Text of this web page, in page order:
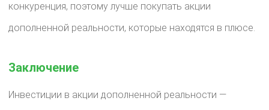
конкуренция, поэтому лучше покупать акции
дополненной реальности, которые находятся в плюсе.
Заключение
Инвестиции в акции дополненной реальности —